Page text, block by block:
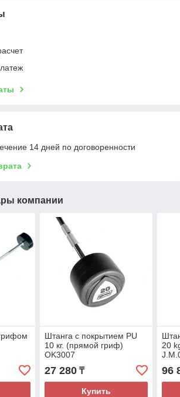
14 дней по договоренности
компании
Штанга с покрытием PU
10 кг. (прямой гриф)
OK3007
27 280₸
Купить
20
96